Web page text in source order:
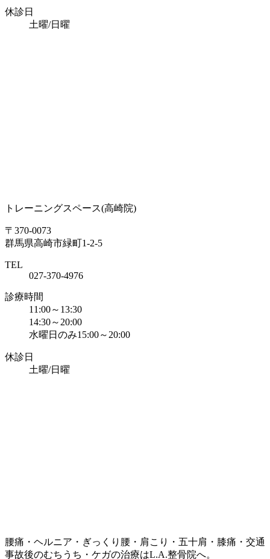
休診日
土曜/日曜
トレーニングスペース(高崎院)
〒370-0073
群馬県高崎市緑町1-2-5
TEL
027-370-4976
診療時間
11:00～13:30
14:30～20:00
水曜日のみ15:00～20:00
休診日
土曜/日曜
腰痛・ヘルニア・ぎっくり腰・肩こり・五十肩・膝痛・交通
事故後のむちうち・ケガの治療はL.A.整骨院へ。